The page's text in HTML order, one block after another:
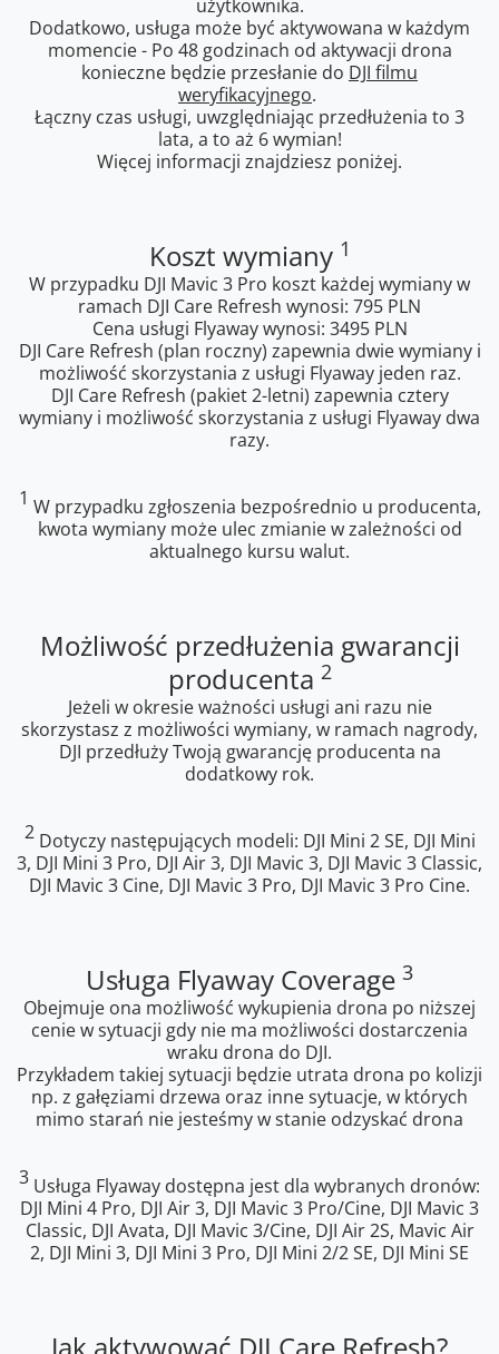
użytkownika.
Dodatkowo, usługa może być aktywowana w każdym
momencie - Po 48 godzinach od aktywacji drona
konieczne będzie przesłanie do DJI filmu
weryfikacyjnego.
Łączny czas usługi, uwzględniając przedłużenia to 3
lata, a to aż 6 wymian!
Więcej informacji znajdziesz poniżej.
Koszt wymiany 1
W przypadku DJI Mavic 3 Pro koszt każdej wymiany w
ramach DJI Care Refresh wynosi: 795 PLN
Cena usługi Flyaway wynosi: 3495 PLN
DJI Care Refresh (plan roczny) zapewnia dwie wymiany i
możliwość skorzystania z usługi Flyaway jeden raz.
DJI Care Refresh (pakiet 2-letni) zapewnia cztery
wymiany i możliwość skorzystania z usługi Flyaway dwa
razy.
1 W przypadku zgłoszenia bezpośrednio u producenta,
kwota wymiany może ulec zmianie w zależności od
aktualnego kursu walut.
Możliwość przedłużenia gwarancji
producenta 2
Jeżeli w okresie ważności usługi ani razu nie
skorzystasz z możliwości wymiany, w ramach nagrody,
DJI przedłuży Twoją gwarancję producenta na
dodatkowy rok.
2Dotyczy następujących modeli: DJI Mini 2 SE, DJI Mini
3, DJI Mini 3 Pro, DJI Air 3, DJI Mavic 3, DJI Mavic 3 Classic,
DJI Mavic 3 Cine, DJI Mavic 3 Pro, DJI Mavic 3 Pro Cine.
Usługa Flyaway Coverage 3
Obejmuje ona możliwość wykupienia drona po niższej
cenie w sytuacji gdy nie ma możliwości dostarczenia
wraku drona do DJI.
Przykładem takiej sytuacji będzie utrata drona po kolizji
np. z gałęziami drzewa oraz inne sytuacje, w których
mimo starań nie jesteśmy w stanie odzyskać drona
3 Usługa Flyaway dostępna jest dla wybranych dronów:
DJI Mini 4 Pro, DJI Air 3, DJI Mavic 3 Pro/Cine, DJI Mavic 3
Classic, DJI Avata, DJI Mavic 3/Cine, DJI Air 2S, Mavic Air
2, DJI Mini 3, DJI Mini 3 Pro, DJI Mini 2/2 SE, DJI Mini SE